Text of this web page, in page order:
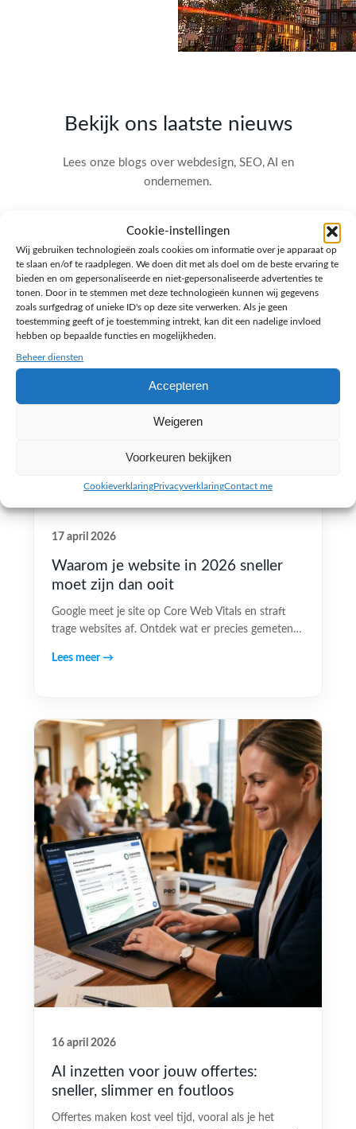
Cookie-instellingen
Wij gebruiken technologieën zoals cookies om informatie over je apparaat op
te slaan en/of te raadplegen. We doen dit met als doel om de beste ervaring te
bieden en om gepersonaliseerde en niet-gepersonaliseerde advertenties te
tonen. Door in te stemmen met deze technologieën kunnen wij gegevens
zoals surfgedrag of unieke ID's op deze site verwerken. Als je geen
toestemming geeft of je toestemming intrekt, kan dit een nadelige invloed
hebben op bepaalde functies en mogelijkheden.
Beheer diensten
Accepteren
Weigeren
Voorkeuren bekijken
CookieverklaringPrivacyverklaringContact me
Bekijk ons laatste nieuws
Lees onze blogs over webdesign, SEO, AI en
ondernemen.
17 april 2026
Waarom je website in 2026 sneller
moet zijn dan ooit
Google meet je site op Core Web Vitals en straft
trage websites af. Ontdek wat er precies gemeten…
Lees meer →
16 april 2026
AI inzetten voor jouw offertes:
sneller, slimmer en foutloos
Offertes maken kost veel tijd, vooral als je het